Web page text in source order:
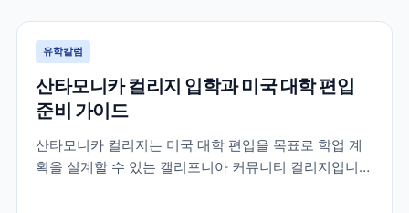
유학칼럼
산타모니카 컬리지 입학과 미국 대학 편입
준비 가이드
산타모니카 컬리지는 미국 대학 편입을 목표로 학업 계
획을 설계할 수 있는 캘리포니아 커뮤니티 컬리지입니